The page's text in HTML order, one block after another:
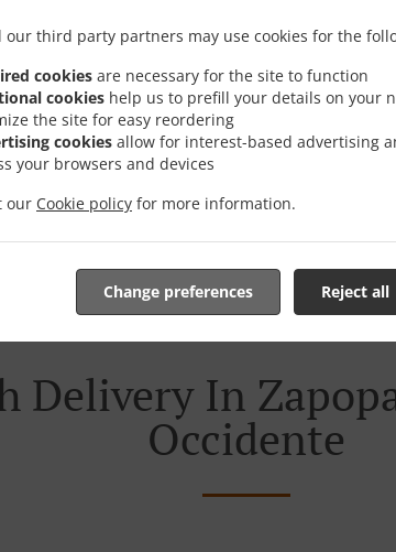
our third party partners may use cookies for the
cookies are necessary for the site to function
cookies help us to prefill your details on your
the site for easy reordering
cookies allow for interest-based advertising
your browsers and devices
our Cookie policy for more information.
Reject all
Change preferences
Delivery In
Occidente